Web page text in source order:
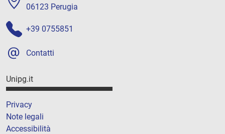
06123 Perugia
+39 0755851
Contatti
Unipg.it
Privacy
Note legali
Accessibilità